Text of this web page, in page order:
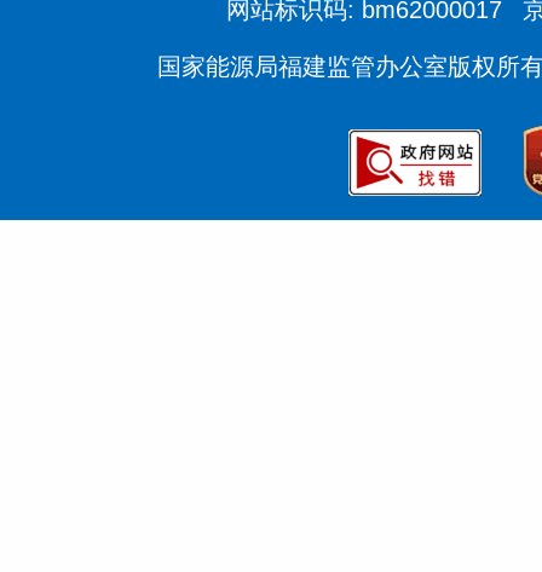
网站标识码: bm62000017
国家能源局福建监管办公室版权所